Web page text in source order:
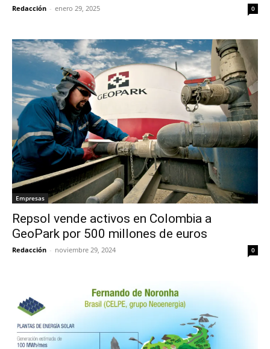
Redacción - enero 29, 2025 0
Empresas
Repsol vende activos en Colombia a
GeoPark por 500 millones de euros
Redacción - noviembre 29, 2024 0